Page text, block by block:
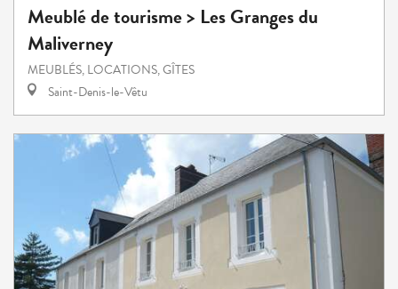
Meublé de tourisme > Les Granges du
Maliverney
MEUBLÉS, LOCATIONS, GÎTES
Saint-Denis-le-Vêtu